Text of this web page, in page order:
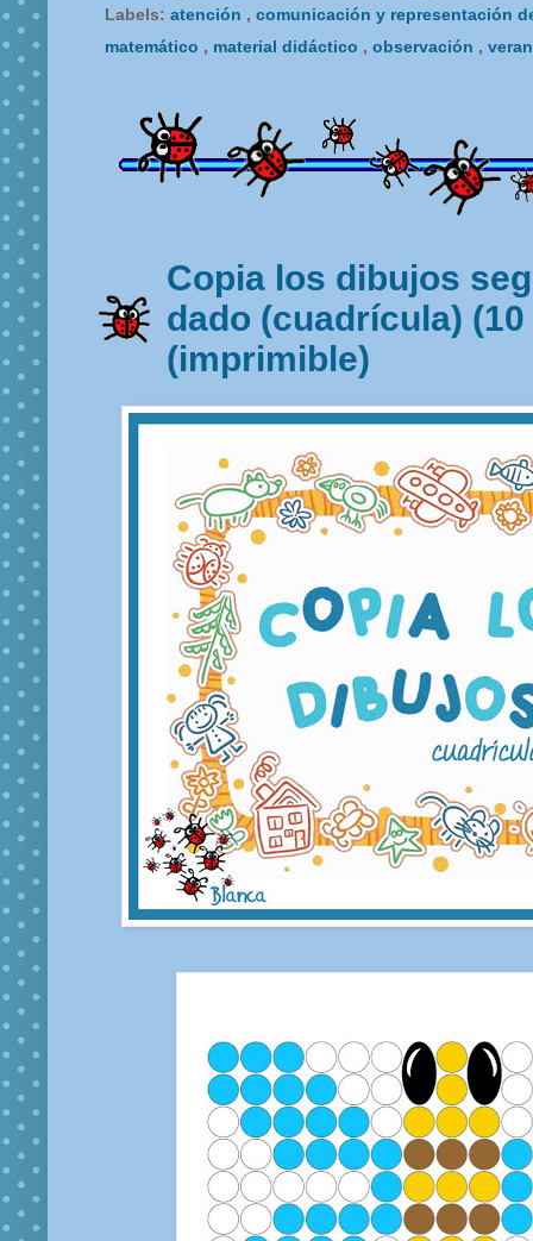
Labels: atención , comunicación y representación
matemático , material didáctico , observación ,
Copia los dibujos
dado (cuadrícula)
(imprimible)